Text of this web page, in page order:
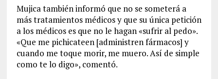
Mujica también informó que no se someterá a
más tratamientos médicos y que su única petición
a los médicos es que no le hagan «sufrir al pedo».
«Que me pichicateen [administren fármacos] y
cuando me toque morir, me muero. Así de simple
como te lo digo», comentó.